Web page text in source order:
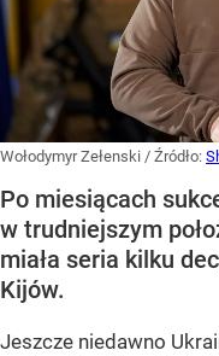
Wołodymyr Zełenski / Źródło:
Po miesiącach
w trudniejszym
miała seria kilku
Kijów.
Jeszcze niedawno